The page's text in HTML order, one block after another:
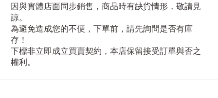
因與實體店面同步銷售，商品時有缺貨情形，敬請見
諒。
為避免造成您的不便，下單前，請先詢問是否有庫
存！
下標非立即成立買賣契約，本店保留接受訂單與否之
權利。